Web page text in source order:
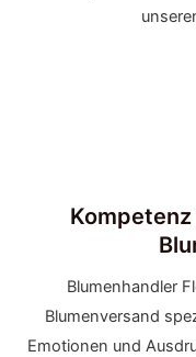
Blumenhandler
Blumenversand
Emotionen und